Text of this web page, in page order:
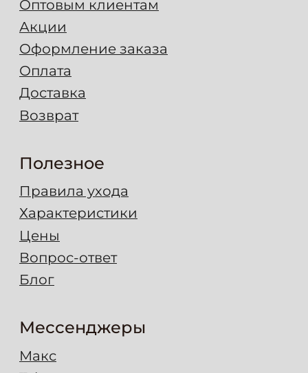
8 (977) 665 15 77
info@leder99.ru
Карта сайта
ООО «Ледер»
ИНН 7724352063
ОГРН 1167746135446
© 2026 leder99.ru
Политика конфиденциальности
Согласие на обработку перс. данных
4,7